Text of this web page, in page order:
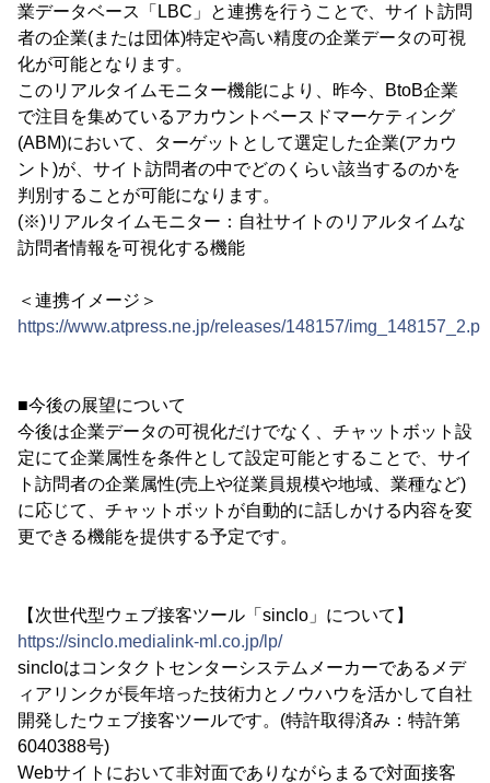
業データベース「LBC」と連携を行うことで、サイト訪問
者の企業(または団体)特定や高い精度の企業データの可視
化が可能となります。
このリアルタイムモニター機能により、昨今、BtoB企業
で注目を集めているアカウントベースドマーケティング
(ABM)において、ターゲットとして選定した企業(アカウ
ント)が、サイト訪問者の中でどのくらい該当するのかを
判別することが可能になります。
(※)リアルタイムモニター：自社サイトのリアルタイムな
訪問者情報を可視化する機能
＜連携イメージ＞
https://www.atpress.ne.jp/releases/148157/
■今後の展望について
今後は企業データの可視化だけでなく、チャットボット設
定にて企業属性を条件として設定可能とすることで、サイ
ト訪問者の企業属性(売上や従業員規模や地域、業種など)
に応じて、チャットボットが自動的に話しかける内容を変
更できる機能を提供する予定です。
【次世代型ウェブ接客ツール「sinclo」について】
https://sinclo.medialink-ml.co.jp/lp/
sincloはコンタクトセンターシステムメーカーであるメデ
ィアリンクが長年培った技術力とノウハウを活かして自社
開発したウェブ接客ツールです。(特許取得済み：特許第
6040388号)
Webサイトにおいて非対面でありながらまるで対面接客